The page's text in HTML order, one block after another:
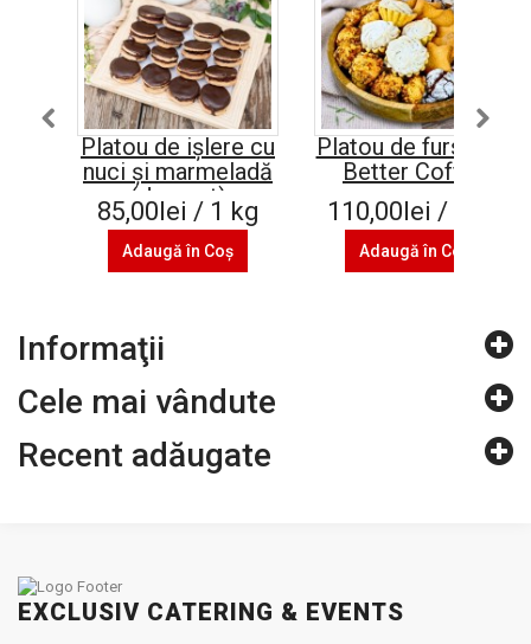
Platou de ișlere cu
nuci și marmeladă
(de post)
85,00lei / 1 kg
Adaugă în Coş
Platou de fursecuri
Better Coffee
110,00lei / 1 kg
Adaugă în Coş
Informaţii
Cele mai vândute
Recent adăugate
EXCLUSIV CATERING & EVENTS